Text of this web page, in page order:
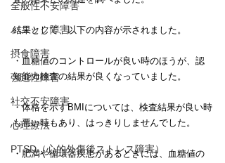
全般性不安障害
パニック障害
摂食障害
強迫性障害
社交不安障害
心理療法
PTSD（心的外傷後ストレス障害）
結果として、以下の内容が示されました。
・血糖値のコントロールが良い時のほうが、認
知能力検査の結果が良くなっていました。
・体格を示すBMIについては、検査結果が良い時
も悪い時もあり、はっきりしませんでした。
・肥満や循環器疾患があるときには、血糖値の